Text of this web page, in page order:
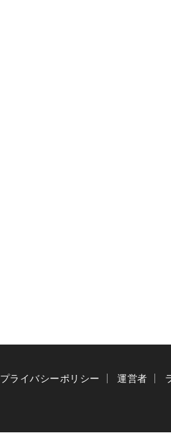
プライバシーポリシー 運営者